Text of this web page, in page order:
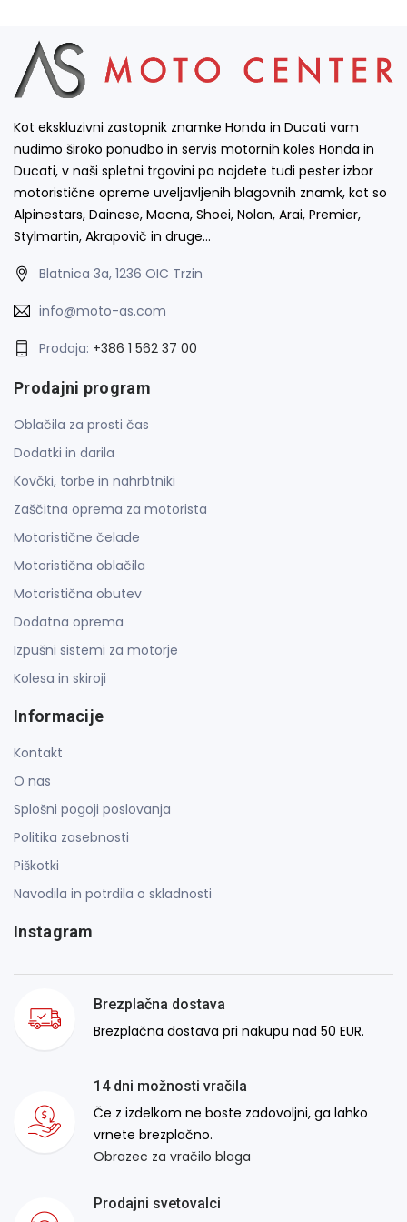
Kot ekskluzivni zastopnik znamke Honda in Ducati vam
nudimo široko ponudbo in servis motornih koles Honda in
Ducati, v naši spletni trgovini pa najdete tudi pester izbor
motoristične opreme uveljavljenih blagovnih znamk, kot so
Alpinestars, Dainese, Macna, Shoei, Nolan, Arai, Premier,
Stylmartin, Akrapovič in druge…
Blatnica 3a, 1236 OIC Trzin
info@moto-as.com
Prodaja: +386 1 562 37 00
Prodajni program
Oblačila za prosti čas
Dodatki in darila
Kovčki, torbe in nahrbtniki
Zaščitna oprema za motorista
Motoristične čelade
Motoristična oblačila
Motoristična obutev
Dodatna oprema
Izpušni sistemi za motorje
Kolesa in skiroji
Informacije
Kontakt
O nas
Splošni pogoji poslovanja
Politika zasebnosti
Piškotki
Navodila in potrdila o skladnosti
Instagram
Brezplačna dostava
Brezplačna dostava pri nakupu nad 50 EUR.
14 dni možnosti vračila
Če z izdelkom ne boste zadovoljni, ga lahko
vrnete brezplačno.
Obrazec za vračilo blaga
Prodajni svetovalci